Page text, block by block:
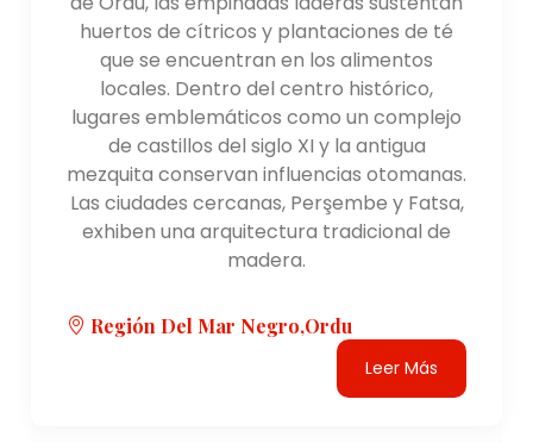
huertos de cítricos y plantaciones de té
que se encuentran en los alimentos
locales. Dentro del centro histórico,
lugares emblemáticos como un complejo
de castillos del siglo XI y la antigua
mezquita conservan influencias otomanas.
Las ciudades cercanas, Perşembe y Fatsa,
exhiben una arquitectura tradicional de
madera.
Región Del Mar Negro,Ordu
Leer Más